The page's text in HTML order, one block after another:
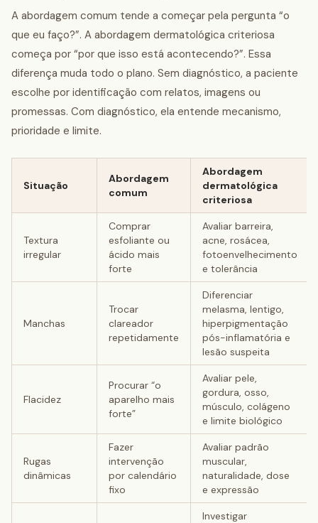
A abordagem comum tende a começar pela pergunta “o
que eu faço?”. A abordagem dermatológica criteriosa
começa por “por que isso está acontecendo?”. Essa
diferença muda todo o plano. Sem diagnóstico, a paciente
escolhe por identificação com relatos, imagens ou
promessas. Com diagnóstico, ela entende mecanismo,
prioridade e limite.
Situação
Abordagem
comum
Abordagem
dermatológica
criteriosa
Textura
irregular
Comprar
esfoliante ou
ácido mais
forte
Avaliar barreira,
acne, rosácea,
fotoenvelhecimento
e tolerância
Manchas
Trocar
clareador
repetidamente
Diferenciar
melasma, lentigo,
hiperpigmentação
pós-inflamatória e
lesão suspeita
Flacidez
Procurar “o
aparelho mais
forte”
Avaliar pele,
gordura, osso,
músculo, colágeno
e limite biológico
Rugas
dinâmicas
Fazer
intervenção
por calendário
fixo
Avaliar padrão
muscular,
naturalidade, dose
e expressão
Investigar